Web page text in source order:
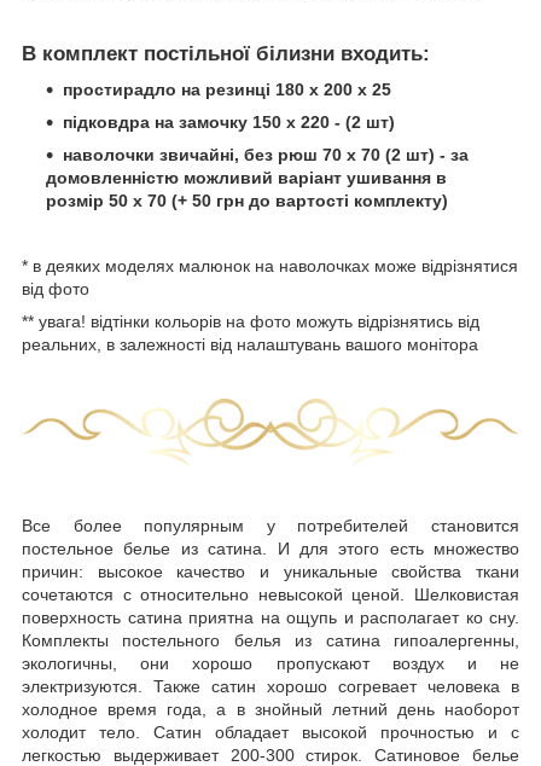
В комплект постільної білизни входить:
простирадло на резинці 180 х 200 х 25
підковдра на замочку 150 х 220 - (2 шт)
наволочки звичайні, без рюш 70 х 70 (2 шт) - за
домовленністю можливий варіант ушивання в
розмір 50 х 70 (+ 50 грн до вартості комплекту)
* в деяких моделях малюнок на наволочках може відрізнятися
від фото
** увага! відтінки кольорів на фото можуть відрізнятись від
реальних, в залежності від налаштувань вашого монітора
Все более популярным у потребителей становится
постельное белье из сатина. И для этого есть множество
причин: высокое качество и уникальные свойства ткани
сочетаются с относительно невысокой ценой. Шелковистая
поверхность сатина приятна на ощупь и располагает ко сну.
Комплекты постельного белья из сатина гипоалергенны,
экологичны, они хорошо пропускают воздух и не
электризуются. Также сатин хорошо согревает человека в
холодное время года, а в знойный летний день наоборот
холодит тело. Сатин обладает высокой прочностью и с
легкостью выдерживает 200-300 стирок. Сатиновое белье